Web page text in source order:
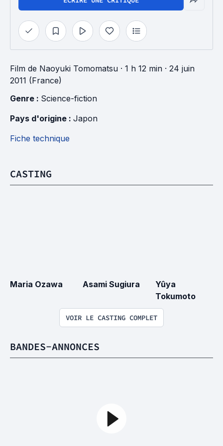
Film de Naoyuki Tomomatsu · 1 h 12 min · 24 juin
2011 (France)
Genre : Science-fiction
Pays d'origine : Japon
Fiche technique
CASTING
Maria Ozawa Asami Sugiura
Yûya
Tokumoto
VOIR LE CASTING COMPLET
BANDES-ANNONCES